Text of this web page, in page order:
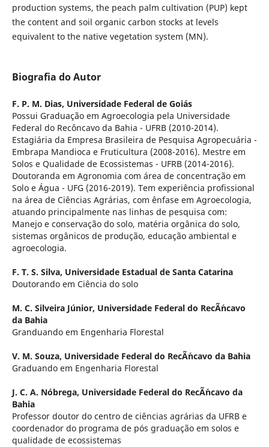
production systems, the peach palm cultivation (PUP) kept
the content and soil organic carbon stocks at levels
equivalent to the native vegetation system (MN).
Biografia do Autor
F. P. M. Dias, Universidade Federal de Goiás
Possui Graduação em Agroecologia pela Universidade
Federal do Recôncavo da Bahia - UFRB (2010-2014).
Estagiária da Empresa Brasileira de Pesquisa Agropecuária -
Embrapa Mandioca e Fruticultura (2008-2016). Mestre em
Solos e Qualidade de Ecossistemas - UFRB (2014-2016).
Doutoranda em Agronomia com área de concentração em
Solo e Água - UFG (2016-2019). Tem experiência profissional
na área de Ciências Agrárias, com ênfase em Agroecologia,
atuando principalmente nas linhas de pesquisa com:
Manejo e conservação do solo, matéria orgânica do solo,
sistemas orgânicos de produção, educação ambiental e
agroecologia.
F. T. S. Silva, Universidade Estadual de Santa Catarina
Doutorando em Ciência do solo
M. C. Silveira Júnior, Universidade Federal do RecÃ´ncavo
da Bahia
Granduando em Engenharia Florestal
V. M. Souza, Universidade Federal do RecÃ´ncavo da Bahia
Graduando em Engenharia Florestal
J. C. A. Nóbrega, Universidade Federal do RecÃ´ncavo da
Bahia
Professor doutor do centro de ciências agrárias da UFRB e
coordenador do programa de pós graduação em solos e
qualidade de ecossistemas